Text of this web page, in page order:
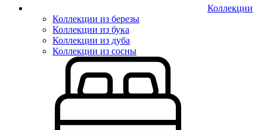
Коллекции
Коллекции из березы
Коллекции из бука
Коллекции из дуба
Коллекции из сосны